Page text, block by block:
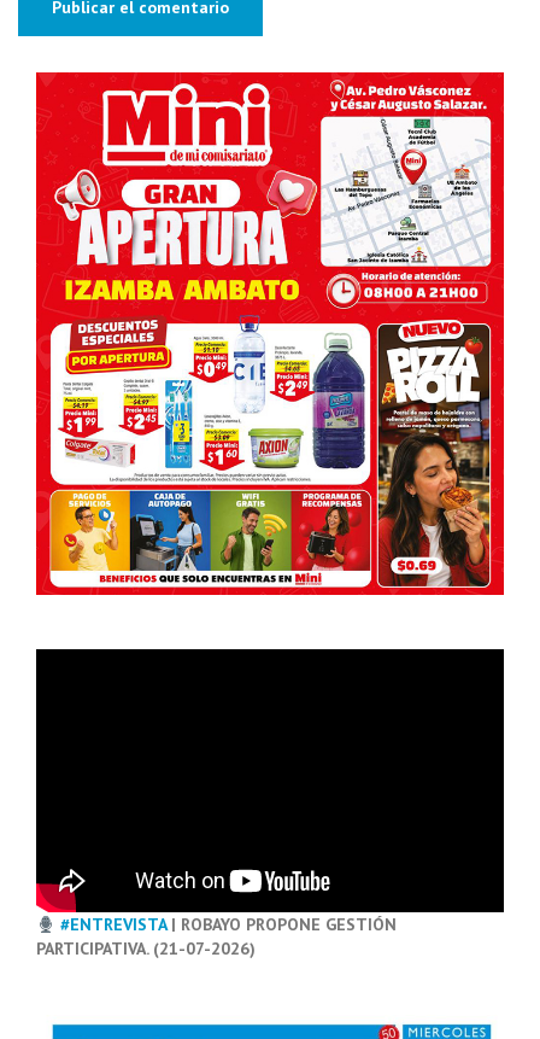
#ENTREVISTA| ROBAYO PROPONE GESTIÓN
PARTICIPATIVA. (21-07-2026)